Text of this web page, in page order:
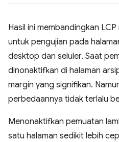
Hasil ini membandingkan
untuk pengujian pada
desktop dan seluler. Saat
dinonaktifkan di halaman
margin yang signifikan.
perbedaannya tidak terlalu
Menonaktifkan pemuatan
satu halaman sedikit lebih